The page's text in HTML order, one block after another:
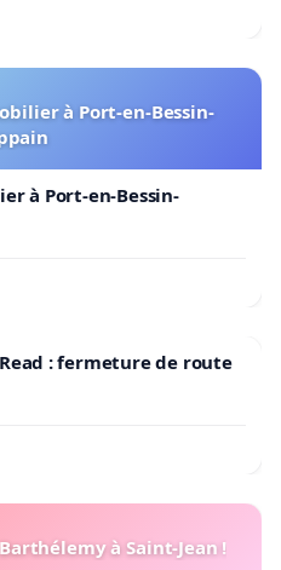
à Port-en-Bessin-
à Port-en-Bessin-
: fermeture de route
à Saint-Jean !